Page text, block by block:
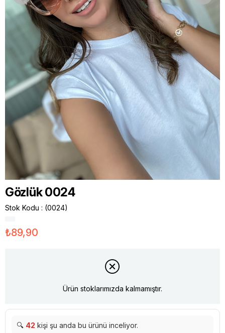
Gözlük 0024
Stok Kodu (0024)
₺89,90
Ürün stoklarımızda kalmamıştır.
🔍 42 kişi şu anda bu ürünü inceliyor.